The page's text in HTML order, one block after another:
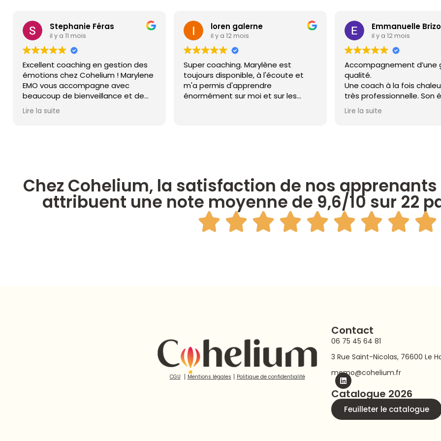
Stephanie Féras
il y a 11 mois
Excellent coaching en gestion des
émotions chez Cohelium ! Marylene
EMO vous accompagne avec
beaucoup de bienveillance et de
professionnalisme en vous livrant
tous les outils et les techniques
Lire la suite
loren galerne
il y a 12 mois
Super coaching. Marylène est
toujours disponible, à l'écoute et
m'a permis d'apprendre
énormément sur moi et sur les
Emmanuelle
il y a 12 mois
Accompagnement d’une
qualité.
Une coach à la fois
très professionnelle. Son
attentive, sa bienveillance
capacité à structurer les
priorités, amélioré ma
temps et retrouvé un
équilibre vie pro / vie
être que j’ai ressenti et
accomplis sont réels.
soutien transformateur.
Lire la suite
Chez Cohelium, la satisfaction de nos
attribuent une note moyenne de 9,6/10 sur 22
CGU ⎮ Mentions légales ⎮ Politique de confidentialité
Contact
06 75 45 64 81
3 Rue Saint-Nicolas, 76600 Le
memo@cohelium.fr
Catalogue 2026
Feuilleter le catalogue